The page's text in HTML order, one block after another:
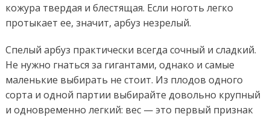
кожура твердая и блестящая. Если ноготь легко
протыкает ее, значит, арбуз незрелый.
Спелый арбуз практически всегда сочный и сладкий.
Не нужно гнаться за гигантами, однако и самые
маленькие выбирать не стоит. Из плодов одного
сорта и одной партии выбирайте довольно крупный
и одновременно легкий: вес — это первый признак